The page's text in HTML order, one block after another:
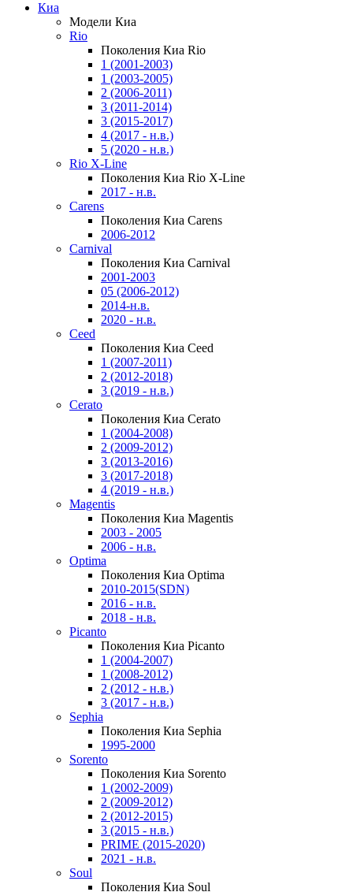
Киа
Модели Киа
Rio
Поколения Киа Rio
1 (2001-2003)
1 (2003-2005)
2 (2006-2011)
3 (2011-2014)
3 (2015-2017)
4 (2017 - н.в.)
5 (2020 - н.в.)
Rio X-Line
Поколения Киа Rio X-Line
2017 - н.в.
Carens
Поколения Киа Carens
2006-2012
Carnival
Поколения Киа Carnival
2001-2003
05 (2006-2012)
2014-н.в.
2020 - н.в.
Ceed
Поколения Киа Ceed
1 (2007-2011)
2 (2012-2018)
3 (2019 - н.в.)
Cerato
Поколения Киа Cerato
1 (2004-2008)
2 (2009-2012)
3 (2013-2016)
3 (2017-2018)
4 (2019 - н.в.)
Magentis
Поколения Киа Magentis
2003 - 2005
2006 - н.в.
Optima
Поколения Киа Optima
2010-2015(SDN)
2016 - н.в.
2018 - н.в.
Picanto
Поколения Киа Picanto
1 (2004-2007)
1 (2008-2012)
2 (2012 - н.в.)
3 (2017 - н.в.)
Sephia
Поколения Киа Sephia
1995-2000
Sorento
Поколения Киа Sorento
1 (2002-2009)
2 (2009-2012)
2 (2012-2015)
3 (2015 - н.в.)
PRIME (2015-2020)
2021 - н.в.
Soul
Поколения Киа Soul